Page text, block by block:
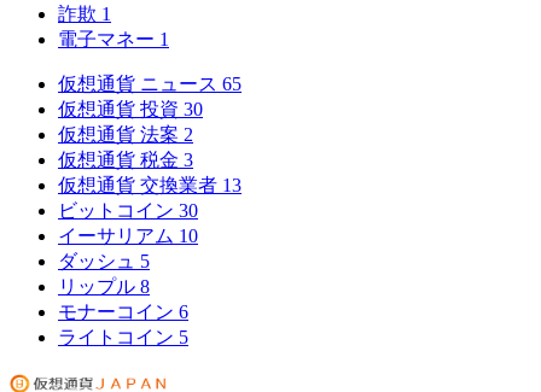
詐欺 1
電子マネー 1
仮想通貨 ニュース 65
仮想通貨 投資 30
仮想通貨 法案 2
仮想通貨 税金 3
仮想通貨 交換業者 13
ビットコイン 30
イーサリアム 10
ダッシュ 5
リップル 8
モナーコイン 6
ライトコイン 5